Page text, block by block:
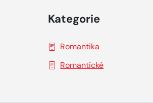
Kategorie
Romantika
Romantické